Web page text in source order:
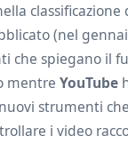
classificazione
(nel
che spiegano il
mentre YouTube
strumenti
i video